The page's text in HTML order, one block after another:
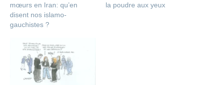
mœurs en Iran: qu’en
disent nos islamo-
gauchistes ?
la poudre aux yeux